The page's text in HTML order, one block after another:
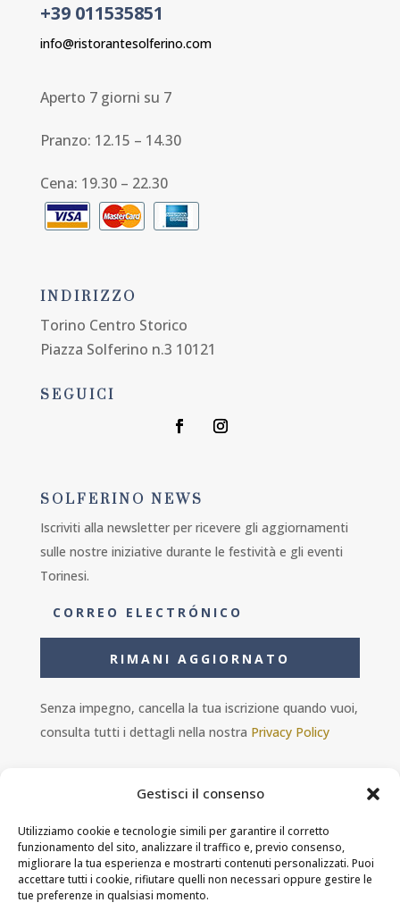
Gestisci il consenso
Utilizziamo cookie e tecnologie simili per garantire il corretto
funzionamento del sito, analizzare il traffico e, previo consenso,
migliorare la tua esperienza e mostrarti contenuti personalizzati. Puoi
accettare tutti i cookie, rifiutare quelli non necessari oppure gestire le
tue preferenze in qualsiasi momento.
+39 011535851
info@ristorantesolferino.com
Aperto 7 giorni su 7
Pranzo: 12.15 – 14.30
Cena: 19.30 – 22.30
INDIRIZZO
Torino Centro Storico
Piazza Solferino n.3 10121
SEGUICI
SOLFERINO NEWS
Iscriviti alla newsletter per ricevere gli aggiornamenti
sulle nostre iniziative durante le festività e gli eventi
Torinesi.
RIMANI AGGIORNATO
Senza impegno, cancella la tua iscrizione quando vuoi,
consulta tutti i dettagli nella nostra Privacy Policy
Ambra s.r.l. - P.IVA 11601460014 - PEC
ristorantesolferino@legalmail.it